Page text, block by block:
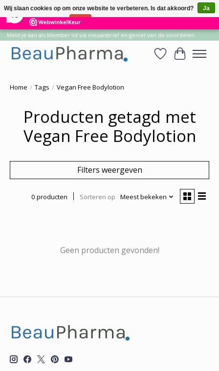
14 Reviews ×
Meld je aan als Member lid via nieuwsbrief en geniet van de voordelen.
Verlanglijst
Home / Tags / Vegan Free Bodylotion
Producten getagd met
Vegan Free Bodylotion
Filters weergeven
0 producten Sorteren op Meest bekeken
Geen producten gevonden!
Wij slaan cookies op om onze website te verbeteren. Is dat akkoord?
Ja
Nee